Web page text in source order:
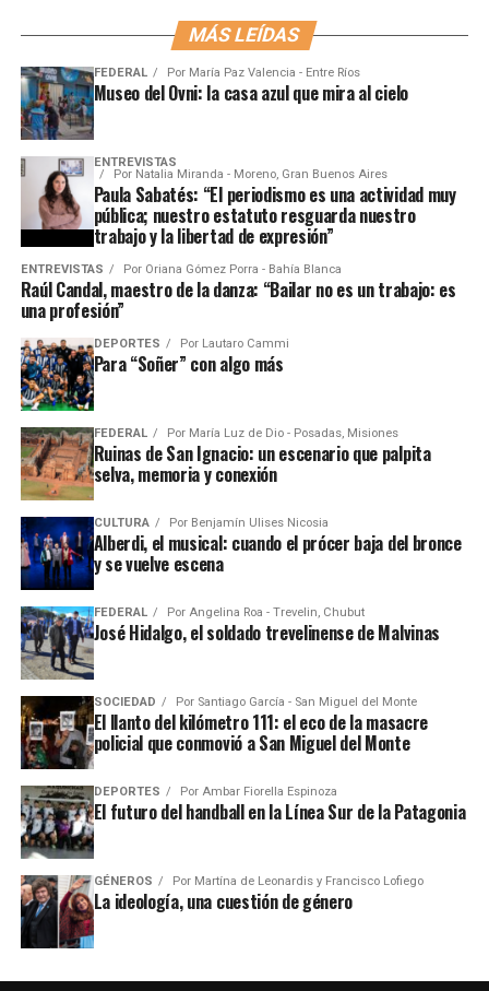
MÁS LEÍDAS
FEDERAL Por María Paz Valencia - Entre Ríos
Museo del Ovni: la casa azul que mira al cielo
ENTREVISTAS
Por Natalia Miranda - Moreno, Gran Buenos Aires
Paula Sabatés: “El periodismo es una actividad muy
pública; nuestro estatuto resguarda nuestro
trabajo y la libertad de expresión”
ENTREVISTAS Por Oriana Gómez Porra - Bahía Blanca
Raúl Candal, maestro de la danza: “Bailar no es un trabajo: es
una profesión”
DEPORTES Por Lautaro Cammi
Para “Soñer” con algo más
FEDERAL Por María Luz de Dio - Posadas, Misiones
Ruinas de San Ignacio: un escenario que palpita
selva, memoria y conexión
CULTURA Por Benjamín Ulises Nicosia
Alberdi, el musical: cuando el prócer baja del bronce
y se vuelve escena
FEDERAL Por Angelina Roa - Trevelin, Chubut
José Hidalgo, el soldado trevelinense de Malvinas
SOCIEDAD Por Santiago García - San Miguel del Monte
El llanto del kilómetro 111: el eco de la masacre
policial que conmovió a San Miguel del Monte
DEPORTES Por Ambar Fiorella Espinoza
El futuro del handball en la Línea Sur de la Patagonia
GÉNEROS Por Martína de Leonardis y Francisco Lofiego
La ideología, una cuestión de género